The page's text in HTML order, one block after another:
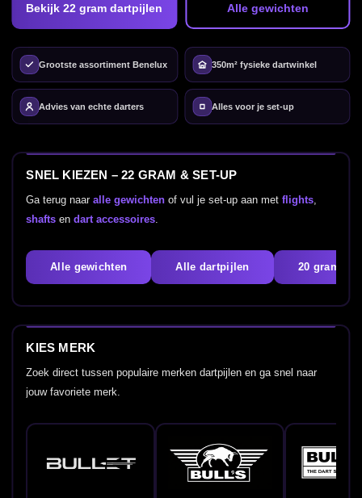
Bekijk 22 gram dartpijlen Alle gewichten
Grootste assortiment Benelux 350m² fysieke dartwinkel
Advies van echte darters Alles voor je set-up
SNEL KIEZEN – 22 GRAM & SET-UP
Ga terug naaralle gewichten of vul je set-up aan metflights,
shafts endart accessoires.
Alle gewichten Alle dartpijlen 20 gram
KIES MERK
Zoek direct tussen populaire merken dartpijlen en ga snel naar
jouw favoriete merk.